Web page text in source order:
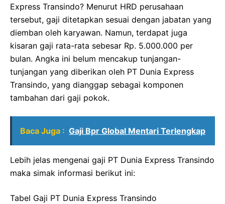
Express Transindo? Menurut HRD perusahaan
tersebut, gaji ditetapkan sesuai dengan jabatan yang
diemban oleh karyawan. Namun, terdapat juga
kisaran gaji rata-rata sebesar Rp. 5.000.000 per
bulan. Angka ini belum mencakup tunjangan-
tunjangan yang diberikan oleh PT Dunia Express
Transindo, yang dianggap sebagai komponen
tambahan dari gaji pokok.
Baca Juga : Gaji Bpr Global Mentari Terlengkap
Lebih jelas mengenai gaji PT Dunia Express Transindo
maka simak informasi berikut ini:
Tabel Gaji PT Dunia Express Transindo